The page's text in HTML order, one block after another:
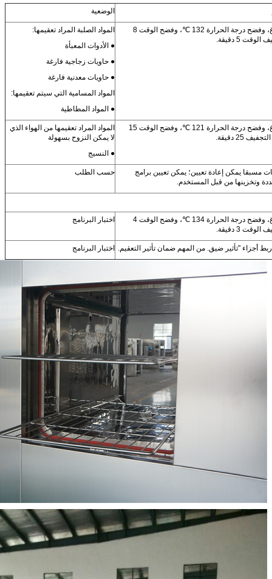
الوضعية
3 مرات فراغ، وفضح درجة الحرارة 132 ℃، وفضح الوقت 8
5 دقيقة.
المواد الصلبة المراد تعقيمها:
● الأدوات المعبأة
● حاويات زجاجية فارغة
● حاويات معدنية فارغة
المواد المسامية التي سيتم تعقيمها:
● المواد المطاطية
3 مرات فراغ، وفضح درجة الحرارة 121 ℃، وفضح الوقت 15
25 دقيقة.
المواد المراد تعقيمها من الهواء الذي
لا يمكن النزوح بسهولة
● النسيج
مسبقا يمكن إعادة تعيين؛ يمكن تعيين برامج
وتخزينها من قبل المستخدم.
حسب الطلب
3 مرات فراغ، وفضح درجة الحرارة 134 ℃، وفضح الوقت 4
3 دقيقة.
اختبار البرنامج
أجزاء "تأثير ضيق. من المهم ضمان تأثير التعقيم. اختبار البرنامج